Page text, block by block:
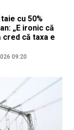
cu 50%
„E ironic că
cred că taxa e
09:20